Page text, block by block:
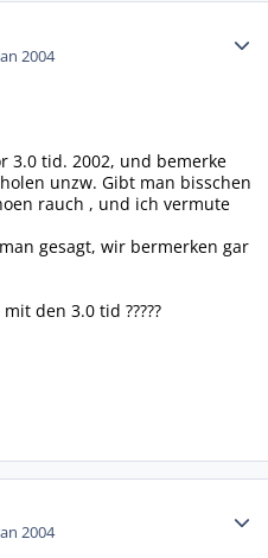
2004
3.0 tid. 2002, und bemerke
unzw. Gibt man bisschen
rauch , und ich vermute
gesagt, wir bermerken gar
den 3.0 tid ?????
2004